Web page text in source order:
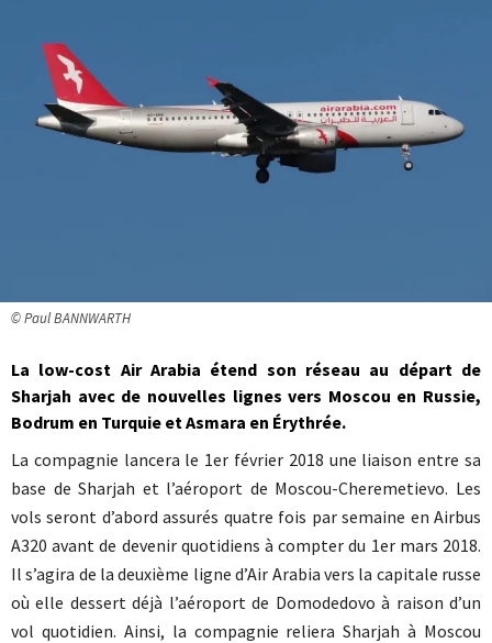
© Paul BANNWARTH
La low-cost Air Arabia étend son réseau au départ de
Sharjah avec de nouvelles lignes vers Moscou en Russie,
Bodrum en Turquie et Asmara en Érythrée.
La compagnie lancera le 1er février 2018 une liaison entre sa
base de Sharjah et l’aéroport de Moscou-Cheremetievo. Les
vols seront d’abord assurés quatre fois par semaine en Airbus
A320 avant de devenir quotidiens à compter du 1er mars 2018.
Il s’agira de la deuxième ligne d’Air Arabia vers la capitale russe
où elle dessert déjà l’aéroport de Domodedovo à raison d’un
vol quotidien. Ainsi, la compagnie reliera Sharjah à Moscou